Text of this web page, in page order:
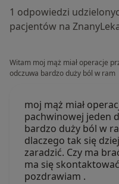
1 odpowiedzi
pacjentów na
Witam moj mąż miał operacje
odczuwa bardzo duży ból w ram
moj mąż miał
pachwinowej jeden
bardzo duży ból w
dlaczego tak się
zaradzić. Czy ma
ma się
pozdrawiam .